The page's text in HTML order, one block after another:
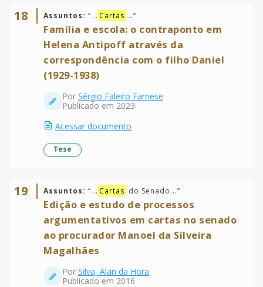
18 Assuntos: “... Cartas ...”
Família e escola: o contraponto em
Helena Antipoff através da
correspondência com o filho Daniel
(1929-1938)
Por Sérgio Faleiro Farnese
Publicado em 2023
Acessar documento
Tese
19 Assuntos: “... Cartas do Senado...”
Edição e estudo de processos
argumentativos em cartas no senado
ao procurador Manoel da Silveira
Magalhães
Por Silva, Alan da Hora
Publicado em 2016